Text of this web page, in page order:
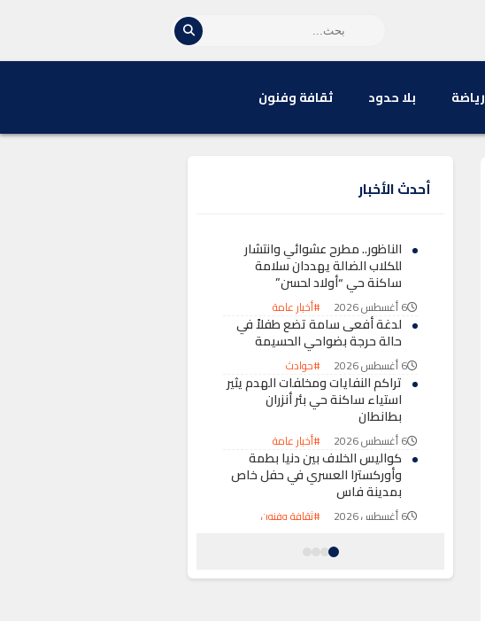
رياضة بلا حدود ثقافة وفنون
أحدث الأخبار
الناظور.. مطرح عشوائي وانتشار
للكلاب الضالة يهددان سلامة
ساكنة حي “أولاد لحسن”
6 أغسطس 2026 #أخبار عامة
لدغة أفعى سامة تضع طفلاً في
حالة حرجة بضواحي الحسيمة
6 أغسطس 2026 #حوادث
تراكم النفايات ومخلفات الهدم يثير
استياء ساكنة حي بئر أنزران
بطانطان
6 أغسطس 2026 #أخبار عامة
كواليس الخلاف بين دنيا بطمة
وأوركسترا العسري في حفل خاص
بمدينة فاس
6 أغسطس 2026 #ثقافة وفنون
الوفيات في ألمانيا إلى مستويات